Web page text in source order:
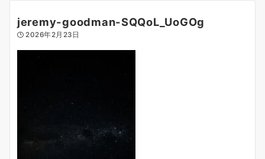
jeremy-goodman-SQQoL_UoGOg
2026年2月23日